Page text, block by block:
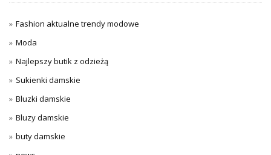
Fashion aktualne trendy modowe
Moda
Najlepszy butik z odzieżą
Sukienki damskie
Bluzki damskie
Bluzy damskie
buty damskie